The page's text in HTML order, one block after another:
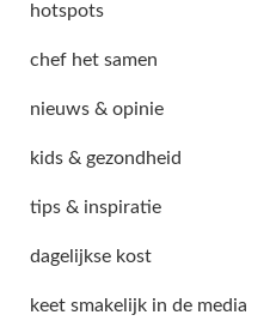
hotspots
chef het samen
nieuws & opinie
kids & gezondheid
tips & inspiratie
dagelijkse kost
keet smakelijk in de media